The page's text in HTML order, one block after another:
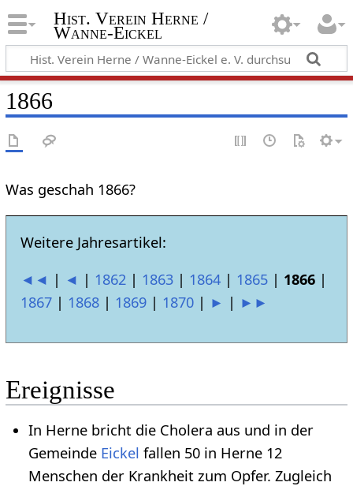
Hist. Verein Herne /
Wanne-Eickel
1866
Was geschah 1866?
Weitere Jahresartikel:
◄◄ | ◄ | 1862 | 1863 | 1864 | 1865 | 1866 |
1867 | 1868 | 1869 | 1870 | ► | ►►
Ereignisse
In Herne bricht die Cholera aus und in der
Gemeinde Eickel fallen 50 in Herne 12
Menschen der Krankheit zum Opfer. Zugleich